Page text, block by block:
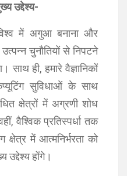
उद्देश्य-
में अगुआ बनाना और
चुनौतियों से निपटने
साथ ही, हमारे वैज्ञानिकों
सुविधाओं के साथ
क्षेत्रों में अग्रणी शोध
वैश्विक प्रतिस्पर्धा तक
में आत्मनिर्भरता को
होंगे।